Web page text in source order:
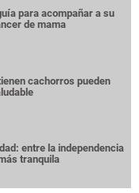
para acompañar a su
de mama
cachorros pueden
entre la independencia
tranquila